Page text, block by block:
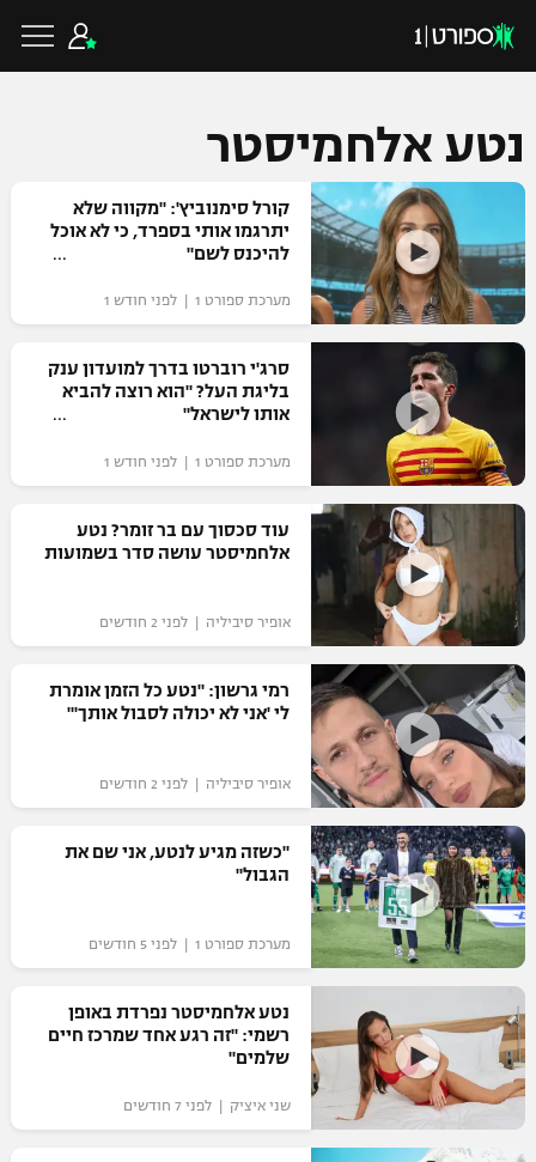
VOD
רץ ברשת
תוצאות
לוח שידורים
ברחבה
"מעל הליגה" – פודקאסט
"מחצית בשכונה" – פודקאסט
כדורגל ישראלי
ליגת העל
גביע הטוטו
ליגיונרים
גביע המדינה
נבחרת ישראל
מכבי חיפה
בית"ר ירושלים
מכבי תל אביב
הפועל תל אביב
הפועל חיפה
הפועל באר שבע
מכבי נתניה
בני יהודה
כדורגל עולמי
ליגת האלופות
ליגה אירופית
ליגה אנגלית
ליגה גרמנית
ליגה ספרדית
ליגה איטלקית
ליגה צרפתית
ליגה הולנדית
ליגה סינית
ליגה ברזילאית
ליגות נוספות
כדורסל ישראלי
ליגת ווינר סל
ליגה לאומית
כדורסל נשים
מכבי תל אביב
הפועל חולון
הפועל ירושלים
דני אבדיה
כדורסל עולמי
יורוליג
יורוקאפ
ענפים נוספים
טניס
כדוריד
כדורעף
שחייה
ג'ודו
אגרוף
ספורט אולימפי
היאבקות WWE
נטע אלחמיסטר
קורל סימנוביץ': "מקווה שלא
יתרגמו אותי בספרד, כי לא אוכל
להיכנס לשם"
מערכת ספורט 1 | לפני חודש 1
סרג'י רוברטו בדרך למועדון ענק
בליגת העל? "הוא רוצה להביא
אותו לישראל"
מערכת ספורט 1 | לפני חודש 1
עוד סכסוך עם בר זומר? נטע
אלחמיסטר עושה סדר בשמועות
אופיר סיביליה | לפני 2 חודשים
רמי גרשון: "נטע כל הזמן אומרת
לי 'אני לא יכולה לסבול אותך'"
אופיר סיביליה | לפני 2 חודשים
"כשזה מגיע לנטע, אני שם את
הגבול"
מערכת ספורט 1 | לפני 5 חודשים
נטע אלחמיסטר נפרדת באופן
רשמי: "זה רגע אחד שמרכז חיים
שלמים"
שני איציק | לפני 7 חודשים